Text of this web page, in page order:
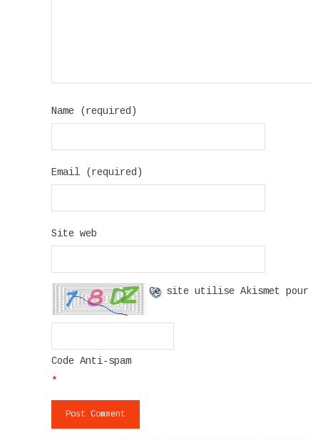
Name (required)
Email (required)
Site web
Code Anti-spam
*
Ce site utilise Akismet